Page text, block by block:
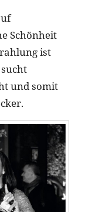
Schönheit
ist
und somit